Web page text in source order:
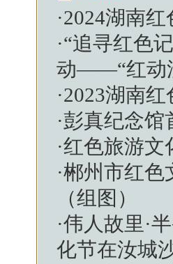
·2024湖南
·“追寻红色
动——“红动
·2023湖南
·彭真纪念馆
·红色旅游文
·郴州市红色
（组图）
·伟人故里·
化节在汝城